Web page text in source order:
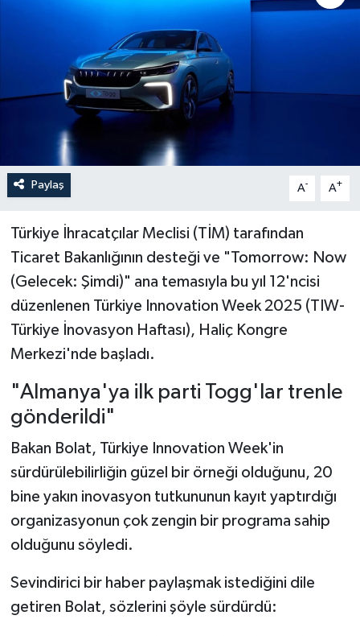
Paylaş A- A+
Türkiye İhracatçılar Meclisi (TİM) tarafından
Ticaret Bakanlığının desteği ve "Tomorrow: Now
(Gelecek: Şimdi)" ana temasıyla bu yıl 12'ncisi
düzenlenen Türkiye Innovation Week 2025 (TIW-
Türkiye İnovasyon Haftası), Haliç Kongre
Merkezi'nde başladı.
"Almanya'ya ilk parti Togg'lar trenle
gönderildi"
Bakan Bolat, Türkiye Innovation Week'in
sürdürülebilirliğin güzel bir örneği olduğunu, 20
bine yakın inovasyon tutkununun kayıt yaptırdığı
organizasyonun çok zengin bir programa sahip
olduğunu söyledi.
Sevindirici bir haber paylaşmak istediğini dile
getiren Bolat, sözlerini şöyle sürdürdü:
Spor
Türkiye